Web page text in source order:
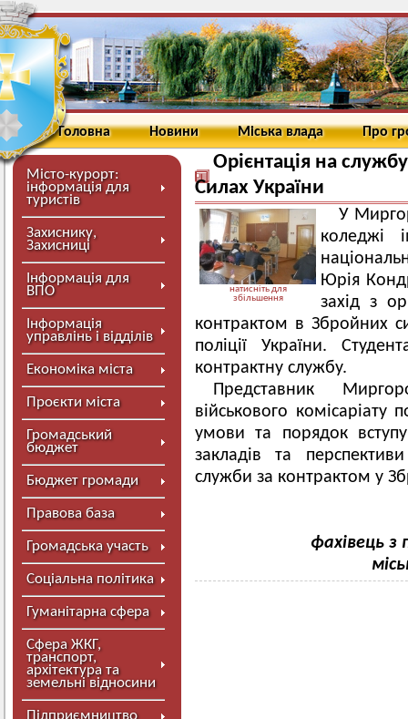
Головна Новини Міська влада Про
Місто-курорт:
інформація для
туристів
Захиснику,
Захисниці
Інформація для
ВПО
Інформація
управлінь і відділів
Економіка міста
Проєкти міста
Громадський
бюджет
Бюджет громади
Правова база
Громадська участь
Соціальна політика
Гуманітарна сфера
Сфера ЖКГ,
транспорт,
архітектура та
земельні відносини
Підприємництво
Орієнтація на
Силах України
натисніть для
збільшення
У
коледжі
Юрія
захід з
контрактом в Збройних
поліції України.
контрактну службу.
Представник
військового комісаріату
умови та порядок
закладів та
служби за контрактом у
фахівець з